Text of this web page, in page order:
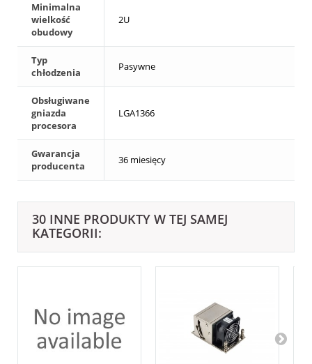
Minimalna
wielkość
obudowy
2U
Typ
chłodzenia
Pasywne
Obsługiwane
gniazda
procesora
LGA1366
Gwarancja
producenta
36 miesięcy
30 INNE PRODUKTY W TEJ SAMEJ
KATEGORII: